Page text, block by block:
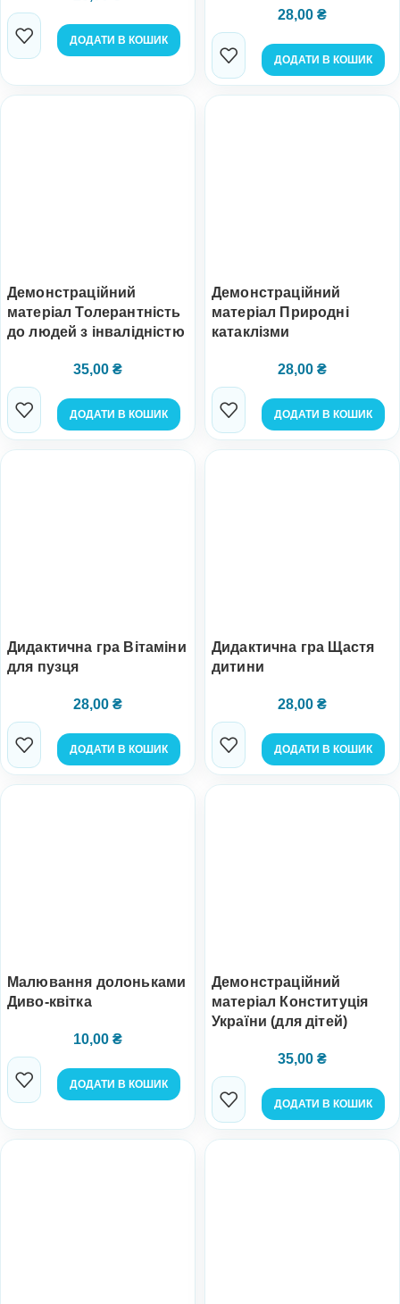
ДОДАТИ В КОШИК
28,00 ₴
ДОДАТИ В КОШИК
Демонстраційний
матеріал Толерантність
до людей з інвалідністю
35,00 ₴
ДОДАТИ В КОШИК
Демонстраційний
матеріал Природні
катаклізми
28,00 ₴
ДОДАТИ В КОШИК
Дидактична гра Вітаміни
для пузця
28,00 ₴
ДОДАТИ В КОШИК
Дидактична гра Щастя
дитини
28,00 ₴
ДОДАТИ В КОШИК
Малювання долоньками
Диво-квітка
10,00 ₴
ДОДАТИ В КОШИК
Демонстраційний
матеріал Конституція
України (для дітей)
35,00 ₴
ДОДАТИ В КОШИК